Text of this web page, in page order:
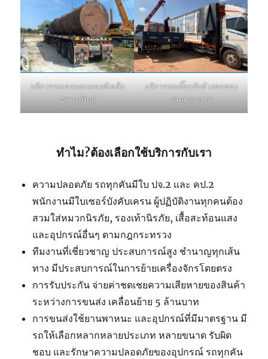
บริการรถเครนยกแทงค์เหล็ก
ขนาดใหญ่
บริการรถเฮี๊ยบรับจ้างยกของ
ขนลงจากรถ
ทำไม?ต้องเลือกใช้บริการกับเรา
ความปลอดภัย รถทุกคันมีใบ ปจ.2 และ คป.2
พนักงานมีใบเซอร์บังคับเครน ผู้ปฏิบัติงานทุกคนต้อง
สวมใส่หมวกนิรภัย, รองเท้านิรภัย, เสื้อสะท้อนแสง
และอุปกรณ์อื่นๆ ตามกฎกระทรวง
ทีมงานที่เชี่ยวชาญ ประสบการณ์สูง ชำนาญทุกเส้น
ทาง มีประสบการณ์ในการย้ายเครื่องจักรโดยตรง
การรับประกัน จ่ายค่าชดเชยความเสียหายของสินค้า
ระหว่างการขนส่ง เคลื่อนย้าย 5 ล้านบาท
การขนส่งใช้ยานพาหนะ และอุปกรณ์ที่มีมาตรฐาน มี
รถให้เลือกหลากหลายประเภท หลายขนาด รับผิด
ชอบ และรักษาความปลอดภัยของอุปกรณ์ รถทุกคัน